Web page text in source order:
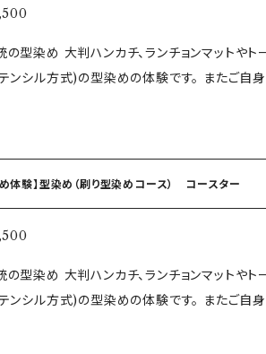
上げます。ご相談のうえ会場と日時が決まり
り型） ハンカチ 所要時 約1時間30分 ※当日
の型染め 大判ハンカチ、ランチョンマットや
ンシル方式)の型染めの体験です。 またご自
①型紙を選び染め素材に直接染めてい
上げます。ご相談のうえ会場と日時が決まり
り型） ランチョンマット 所要時 約1時間30
め体験】型染め（刷り型染めコース） コースター
の型染め 大判ハンカチ、ランチョンマットや
ンシル方式)の型染めの体験です。 またご自